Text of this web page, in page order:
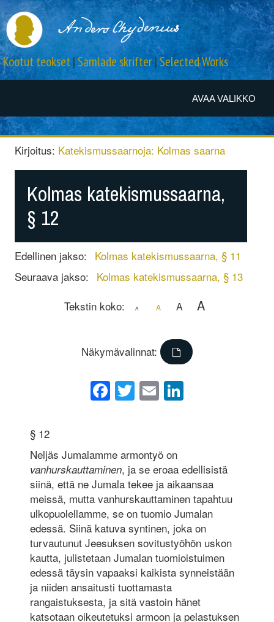
AVAA VALIKKO
Kootut teokset|Samlade skrifter|Selected Works
Kirjoitus: Katekismussaarnoja: Kolmas saarna
Kolmas katekismussaarna,
§ 12
Edellinen jakso: Kolmas katekismussaarna, § 11
Seuraava jakso: Kolmas katekismussaarna, § 13
Tekstin koko:
A A A A
Näkymävalinnat:
Facebook
Twitter
Email
§ 12
Neljäs Jumalamme armontyö on
vanhurskauttaminen, ja se eroaa edellisistä
siinä, että ne Jumala tekee ja aikaansaa
meissä, mutta vanhurskauttaminen tapahtuu
ulkopuolellamme, se on tuomio Jumalan
edessä. Siinä katuva syntinen, joka on
turvautunut Jeesuksen sovitustyöhön uskon
kautta, julistetaan Jumalan tuomioistuimen
edessä täysin vapaaksi kaikista synneistään
ja niiden ansaitusti tuottamasta
rangaistuksesta, ja sitä vastoin hänet
katsotaan oikeutetuksi armoon ja pelastuksen